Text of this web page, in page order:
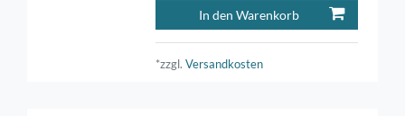
In den Warenkorb
*zzgl.Versandkosten